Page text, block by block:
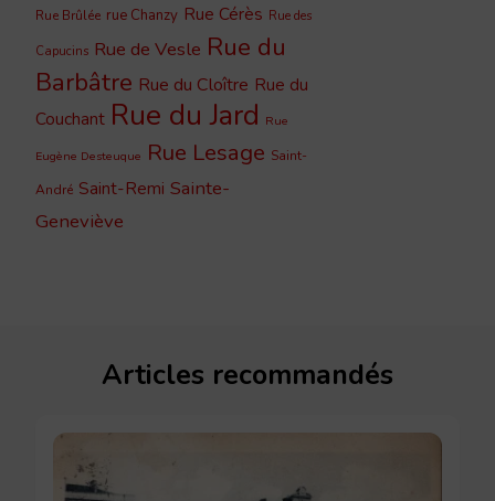
Rue Brûlée rue Chanzy Rue Cérès Rue des
Capucins Rue de Vesle Rue du
Barbâtre Rue du Cloître Rue du
Couchant Rue du Jard Rue
Eugène Desteuque Rue Lesage Saint-
André Saint-Remi Sainte-
Geneviève
Articles recommandés